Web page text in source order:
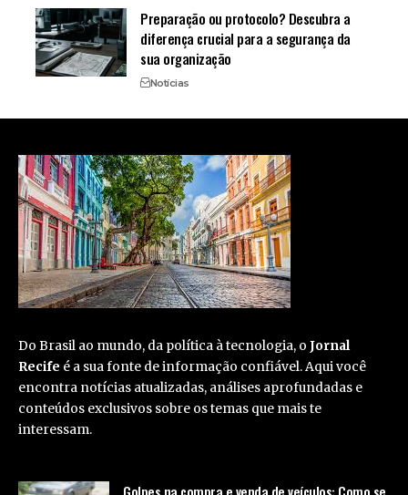
Preparação ou protocolo? Descubra a
diferença crucial para a segurança da
sua organização
Notícias
Do Brasil ao mundo, da política à tecnologia, o Jornal
Recife é a sua fonte de informação confiável. Aqui você
encontra notícias atualizadas, análises aprofundadas e
conteúdos exclusivos sobre os temas que mais te
interessam.